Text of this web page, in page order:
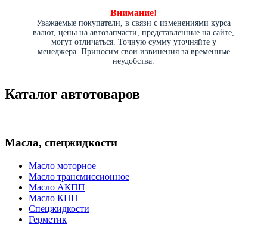
Внимание!
Уважаемые покупатели, в связи с изменениями курса
валют, цены на автозапчасти, представленные на сайте,
могут отличаться. Точную сумму уточняйте у
менеджера. Приносим свои извинения за временные
неудобства.
Каталог автотоваров
Масла, спецжидкости
Масло моторное
Масло трансмиссионное
Масло АКПП
Масло КПП
Спецжидкости
Герметик